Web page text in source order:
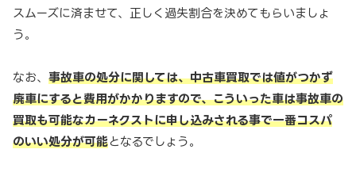
スムーズに済ませて、正しく過失割合を決めてもらいましょ
う。
なお、 事故車の処分に関しては、中古車買取では値がつかず
廃車にすると費用がかかりますので、こういった車は事故車の
買取も可能なカーネクストに申し込みされる事で一番コスパ
のいい処分が可能となるでしょう。